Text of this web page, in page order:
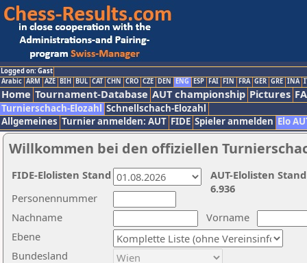
Logged on: Gast
Arabic ARM AZE BIH BUL CAT CHN CRO CZE DEN ENG ESP FAI FIN FRA GER GRE INA
Home Tournament-Database AUT championship Pictures
Turnierschach-Elozahl Schnellschach-Elozahl
Allgemeines Turnier anmelden: AUT FIDE Spieler anmelden Elo
Willkommen bei den offiziellen
Nachname
Vorname
Ebene
Personennummer
Bundesland
AUT-Elolisten
6.936
FIDE-Elolisten Stand